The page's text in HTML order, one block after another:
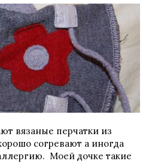
вязаные перчатки из
согревают а иногда
Моей дочке такие